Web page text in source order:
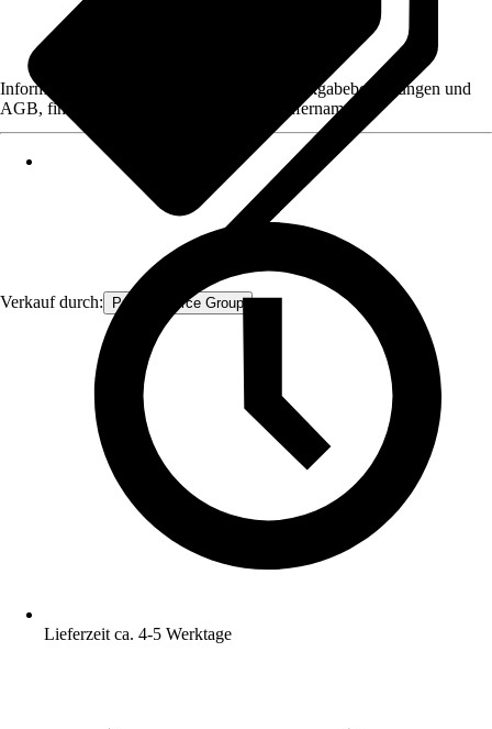
Verkauf durch: Procommerce Group
Informationen des Verkäufers, wie z. B. Rückgabebedingungen und
AGB, finden Sie bei Klick auf den Verkäufernamen.
Lieferzeit ca. 4-5 Werktage